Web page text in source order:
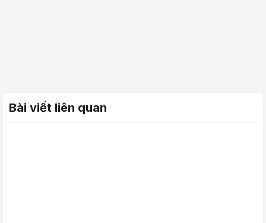
Bài viết liên quan